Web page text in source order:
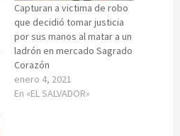
Capturan a victima de robo
que decidió tomar justicia
por sus manos al matar a un
ladrón en mercado Sagrado
Corazón
enero 4, 2021
En «EL SALVADOR»